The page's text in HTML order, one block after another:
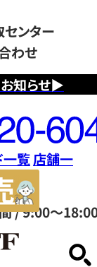
知らせ▶
センター
わせ
/ 9:00～
一覧店舗一
サ